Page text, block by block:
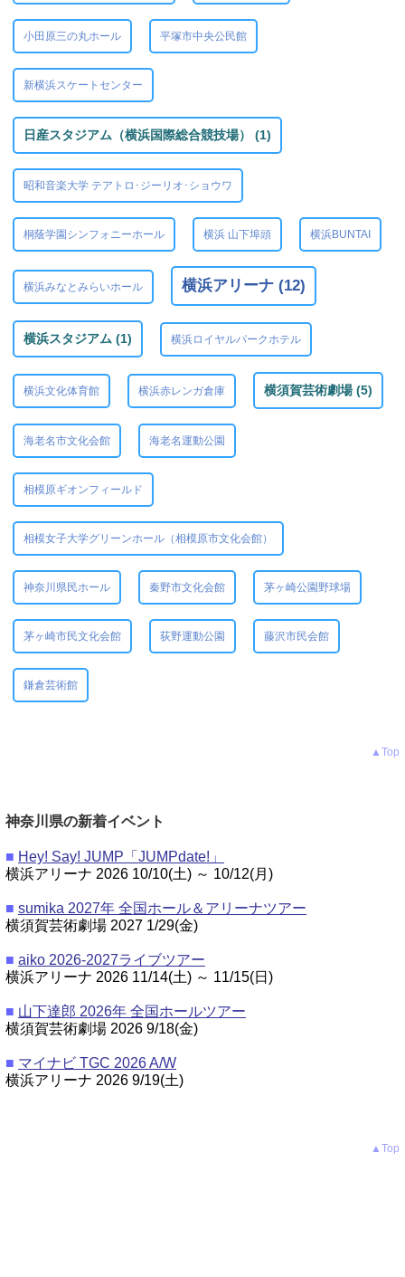
小田原三の丸ホール 平塚市中央公民館
新横浜スケートセンター
日産スタジアム（横浜国際総合競技場） (1)
昭和音楽大学 テアトロ･ジーリオ･ショウワ
桐蔭学園シンフォニーホール 横浜 山下埠頭 横浜BUNTAI
横浜みなとみらいホール 横浜アリーナ (12)
横浜スタジアム (1) 横浜ロイヤルパークホテル
横浜文化体育館 横浜赤レンガ倉庫 横須賀芸術劇場 (5)
海老名市文化会館 海老名運動公園
相模原ギオンフィールド
相模女子大学グリーンホール（相模原市文化会館）
神奈川県民ホール 秦野市文化会館 茅ヶ崎公園野球場
茅ヶ崎市民文化会館 荻野運動公園 藤沢市民会館
鎌倉芸術館
▲Top
神奈川県の新着イベント
■ Hey! Say! JUMP「JUMPdate!」
横浜アリーナ 2026 10/10(土) ～ 10/12(月)
■ sumika 2027年 全国ホール＆アリーナツアー
横須賀芸術劇場 2027 1/29(金)
■ aiko 2026-2027ライブツアー
横浜アリーナ 2026 11/14(土) ～ 11/15(日)
■ 山下達郎 2026年 全国ホールツアー
横須賀芸術劇場 2026 9/18(金)
■ マイナビ TGC 2026 A/W
横浜アリーナ 2026 9/19(土)
▲Top